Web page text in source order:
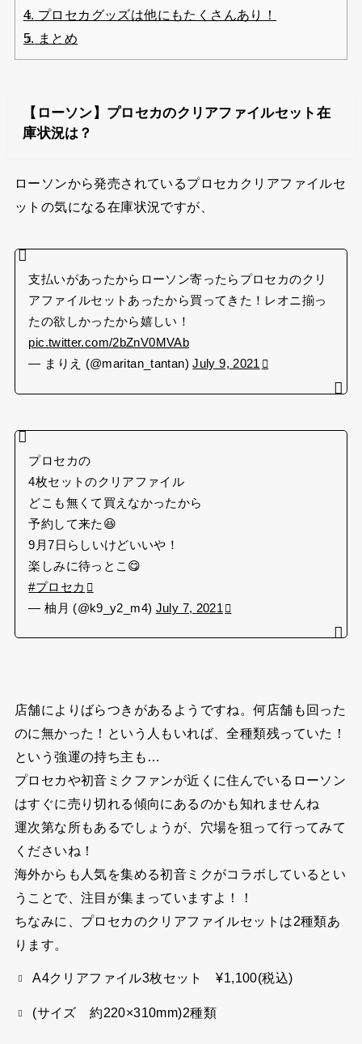
4. プロセカグッズは他にもたくさんあり！
5. まとめ
【ローソン】プロセカのクリアファイルセット在
庫状況は？
ローソンから発売されているプロセカクリアファイルセ
ットの気になる在庫状況ですが、
支払いがあったからローソン寄ったらプロセカのクリ
アファイルセットあったから買ってきた！レオニ揃っ
たの欲しかったから嬉しい！
pic.twitter.com/2bZnV0MVAb
— まりえ (@maritan_tantan)July 9, 2021
プロセカの
4枚セットのクリアファイル
どこも無くて買えなかったから
予約して来た😆
9月7日らしいけどいいや！
楽しみに待っとこ😋
#プロセカ
— 柚月 (@k9_y2_m4) July 7, 2021
店舗によりばらつきがあるようですね。何店舗も回った
のに無かった！という人もいれば、全種類残っていた！
という強運の持ち主も…
プロセカや初音ミクファンが近くに住んでいるローソン
はすぐに売り切れる傾向にあるのかも知れませんね
運次第な所もあるでしょうが、穴場を狙って行ってみて
くださいね！
海外からも人気を集める初音ミクがコラボしているとい
うことで、注目が集まっていますよ！！
ちなみに、プロセカのクリアファイルセットは2種類あ
ります。
A4クリアファイル3枚セット ¥1,100(税込)
(サイズ 約220×310mm)2種類